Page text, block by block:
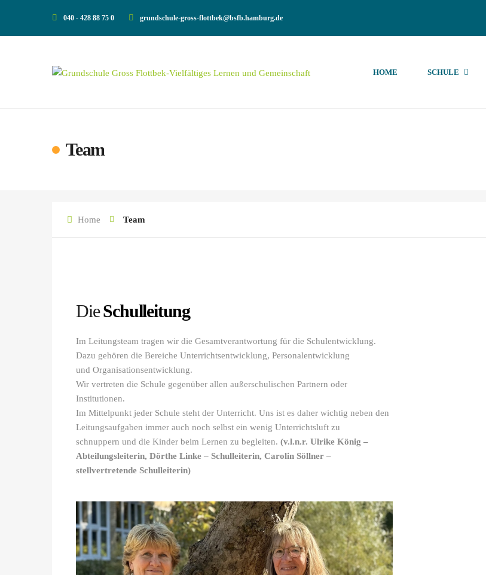
040 - 428 88 75 0 grundschule-gross-flottbek@bsfb.hamburg.de
HOME SCHULE
Team
Home Team
DieSchulleitung
Im Leitungsteam tragen wir die Gesamtverantwortung für die Schulentwicklung.
Dazu gehören die Bereiche Unterrichtsentwicklung, Personalentwicklung
und Organisationsentwicklung.
Wir vertreten die Schule gegenüber allen außerschulischen Partnern oder
Institutionen.
Im Mittelpunkt jeder Schule steht der Unterricht. Uns ist es daher wichtig neben den
Leitungsaufgaben immer auch noch selbst ein wenig Unterrichtsluft zu
schnuppern und die Kinder beim Lernen zu begleiten. (v.l.n.r. Ulrike König –
Abteilungsleiterin, Dörthe Linke – Schulleiterin, Carolin Söllner –
stellvertretende Schulleiterin)